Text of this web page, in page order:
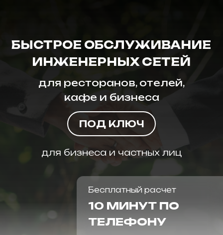
для бизнеса и частных лиц
для ресторанов, отелей,
кафе и бизнеса
БЫСТРОЕ ОБСЛУЖИВАНИЕ
ИНЖЕНЕРНЫХ СЕТЕЙ
ПОД КЛЮЧ
Бесплатный расчет
10 МИНУТ ПО
ТЕЛЕФОНУ